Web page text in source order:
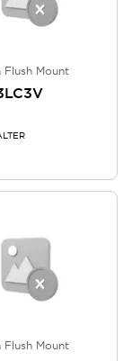
Flush Mount
Flush Mount